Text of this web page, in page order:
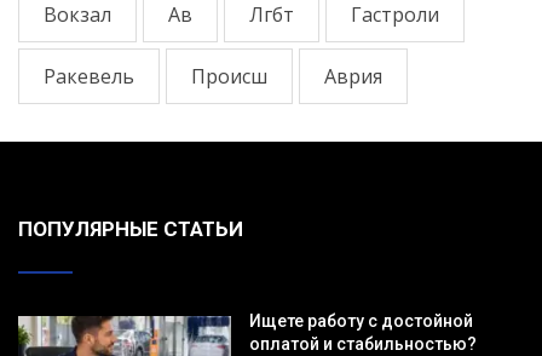
Вокзал Ав Лгбт Гастроли
Ракевель Происш Аврия
ПОПУЛЯРНЫЕ СТАТЬИ
Ищете работу с достойной
оплатой и стабильностью?